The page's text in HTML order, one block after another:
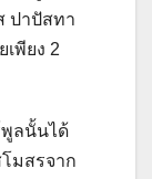
ปาปัสทา
พียง 2
พูลนั้นได้
มสรจาก